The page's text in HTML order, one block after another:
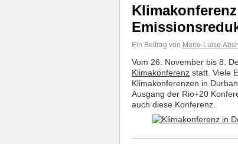
Ein Beitrag von Marie-Luise
Vom 26. November bis 8.
Klimakonferenz statt. Viele
Klimakonferenzen in
Ausgang der Rio+20
auch diese Konferenz.